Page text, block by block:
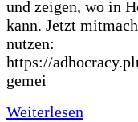
und zeigen, wo in
kann. Jetzt
nutzen:
https://
gemei
Weiterlesen